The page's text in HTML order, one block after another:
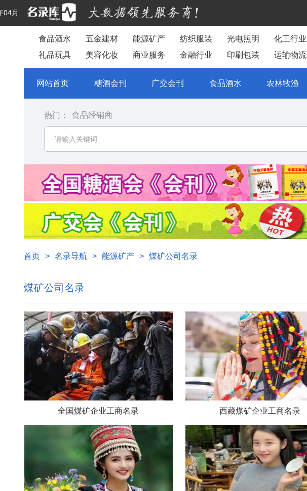
04月
食品酒水 五金建材 能源矿产 纺织服装 光电照明 化工行业
礼品玩具
美容化妆 商业服务 金融行业 印刷包装 运输物流
网站首页 糖酒会刊 广交会刊 食品酒水 农林牧渔
热门： 食品经销商
首页 > 名录导航 > 能源矿产 > 煤矿公司名录
煤矿公司名录
全国煤矿企业工商名录 西藏煤矿企业工商名录